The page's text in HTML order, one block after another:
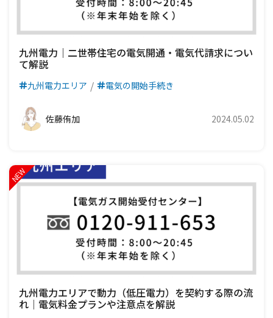
九州電力｜二世帯住宅の電気開通・電気代請求につい
て解説
九州電力エリア 電気の開始手続き
佐藤侑加 2024.05.02
九州電力エリアで動力（低圧電力）を契約する際の流
れ｜電気料金プランや注意点を解説